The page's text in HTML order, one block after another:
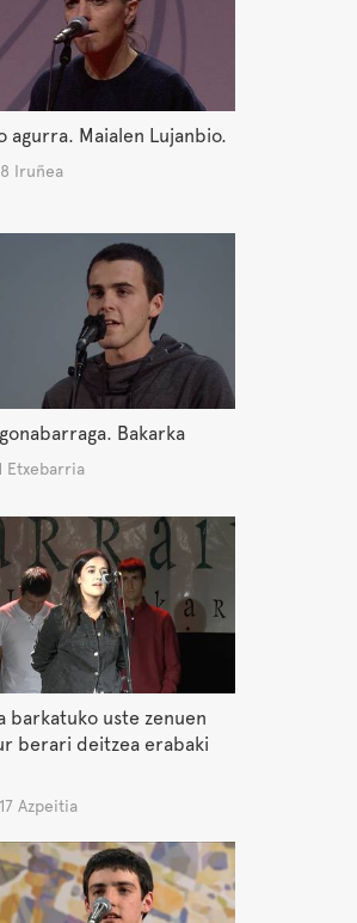
agurra. Maialen Lujanbio.
Iruñea
Bakarka
Etxebarria
barkatuko uste zenuen
berari deitzea erabaki
Azpeitia